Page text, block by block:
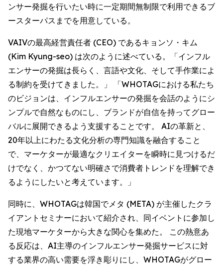
ンサー発掘を行いたい時に一定期間無制限で利用できるブ
ースターパスまでを用意している。
VAIVの最高経営責任者 (CEO) であるキョンソ・キム
(Kim Kyung-seo) は次のように述べている。「インフル
エンサーの発掘は長らく、言語や文化、そして手作業によ
る制約を受けてきました。」 「WHOTAGにおける私たち
のビジョンは、インフルエンサーの発掘を会話のようにシ
ンプルで自然なものにし、ブランドが自信を持ってグロー
バルに展開できるよう支援することです。 AIの革新と、
20年以上にわたる文化分析の専門知識を融合すること
で、マーケターが最適なクリエイターを瞬時に見つけるだ
けでなく、かつてない明確さで消費者トレンドを理解でき
るようにしたいと考えています。」
同時に、WHOTAGは韓国でメタ (META) が主催したクラ
イアントセミナーにおいて紹介され、同イベントに参加し
た現地マーケターから大きな関心を集めた。 この熱意あ
る反応は、AI主導のインフルエンサー発掘サービスに対
する業界の高い需要を浮き彫りにし、WHOTAGがグロー